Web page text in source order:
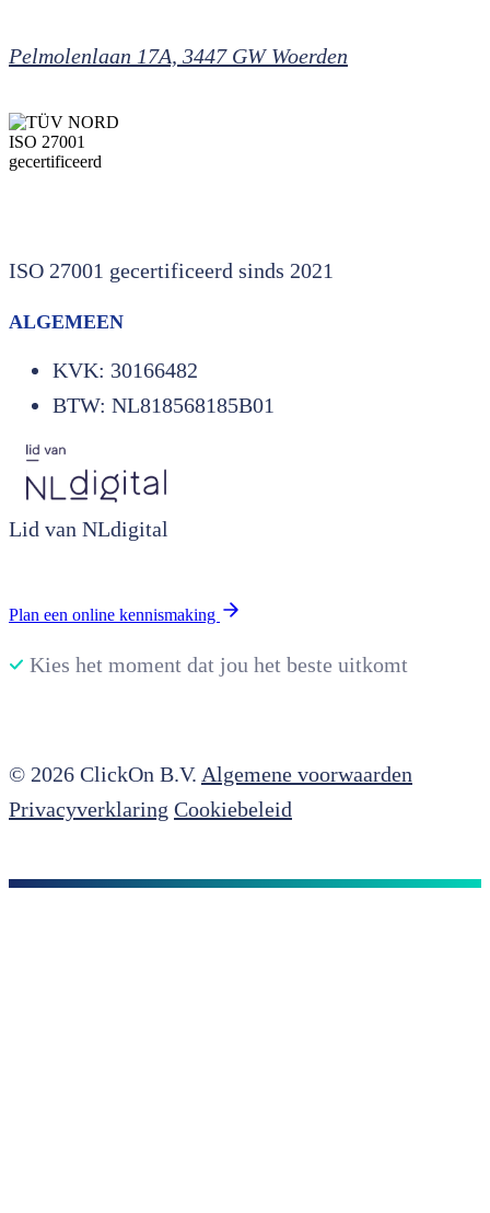
Pelmolenlaan 17A, 3447 GW Woerden
ISO 27001 gecertificeerd sinds 2021
ALGEMEEN
KVK: 30166482
BTW: NL818568185B01
Lid van NLdigital
Plan een online kennismaking
Kies het moment dat jou het beste uitkomt
© 2026 ClickOn B.V. Algemene voorwaarden
Privacyverklaring Cookiebeleid